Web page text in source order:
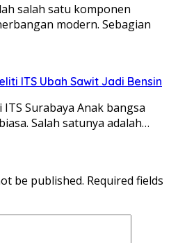
salah satu komponen
modern. Sebagian
ITS Ubah Sawit Jadi Bensin
Surabaya Anak bangsa
Salah satunya adalah…
be published. Required fields